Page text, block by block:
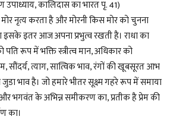
कालिदास का भारत पृ. 41)
मोर नृत्य करता है और मोरनी किस मोर को चुनना
इसके इतर आज अपना प्रभुत्व रखती है। राधा का
रूप में भक्ति स्त्रीत्व मान, अधिकार को
सौंदर्य, त्याग, सात्विक भाव, रंगों की खूबसूरत आभ
भाव है। जो हमारे भीतर सूक्ष्म गहरे रूप में समाया
भगवंत के अभिन्न समीकरण का, प्रतीक है प्रेम की
का।